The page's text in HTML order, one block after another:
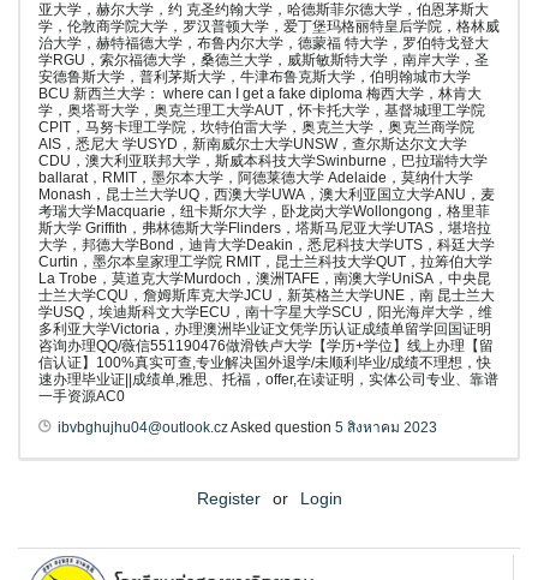
亚大学，赫尔大学，约 克圣约翰大学，哈德斯菲尔德大学，伯恩茅斯大
学，伦敦商学院大学，罗汉普顿大学，爱丁堡玛格丽特皇后学院，格林威
治大学，赫特福德大学，布鲁内尔大学，德蒙福 特大学，罗伯特戈登大
学RGU，索尔福德大学，桑德兰大学，威斯敏斯特大学，南岸大学，圣
安德鲁斯大学，普利茅斯大学，牛津布鲁克斯大学，伯明翰城市大学
BCU 新西兰大学： where can I get a fake diploma 梅西大学，林肯大
学，奥塔哥大学，奥克兰理工大学AUT，怀卡托大学，基督城理工学院
CPIT，马努卡理工学院，坎特伯雷大学，奥克兰大学，奥克兰商学院
AIS，悉尼大 学USYD，新南威尔士大学UNSW，查尔斯达尔文大学
CDU，澳大利亚联邦大学，斯威本科技大学Swinburne，巴拉瑞特大学
ballarat，RMIT，墨尔本大学，阿德莱德大学 Adelaide，莫纳什大学
Monash，昆士兰大学UQ，西澳大学UWA，澳大利亚国立大学ANU，麦
考瑞大学Macquarie，纽卡斯尔大学，卧龙岗大学Wollongong，格里菲
斯大学 Griffith，弗林德斯大学Flinders，塔斯马尼亚大学UTAS，堪培拉
大学，邦德大学Bond，迪肯大学Deakin，悉尼科技大学UTS，科廷大学
Curtin，墨尔本皇家理工学院 RMIT，昆士兰科技大学QUT，拉筹伯大学
La Trobe，莫道克大学Murdoch，澳洲TAFE，南澳大学UniSA，中央昆
士兰大学CQU，詹姆斯库克大学JCU，新英格兰大学UNE，南 昆士兰大
学USQ，埃迪斯科文大学ECU，南十字星大学SCU，阳光海岸大学，维
多利亚大学Victoria，办理澳洲毕业证文凭学历认证成绩单留学回国证明
咨询办理QQ/薇信551190476做滑铁卢大学【学历+学位】线上办理【留
信认证】100%真实可查,专业解决国外退学/未顺利毕业/成绩不理想，快
速办理毕业证||成绩单,雅思、托福，offer,在读证明，实体公司专业、靠谱
一手资源AC0
ibvbghujhu04@outlook.czAsked question 5 สิงหาคม 2023
Register or Login